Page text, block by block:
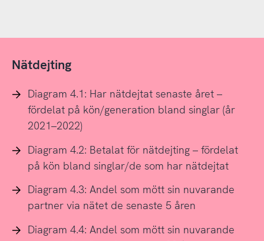
Nätdejting
Diagram 4.1: Har nätdejtat senaste året –
fördelat på kön/generation bland singlar (år
2021–2022)
Diagram 4.2: Betalat för nätdejting – fördelat
på kön bland singlar/de som har nätdejtat
Diagram 4.3: Andel som mött sin nuvarande
partner via nätet de senaste 5 åren
Diagram 4.4: Andel som mött sin nuvarande